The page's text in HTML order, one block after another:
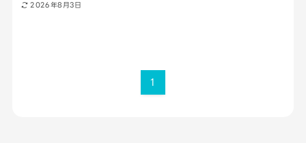
2026年8月3日
1